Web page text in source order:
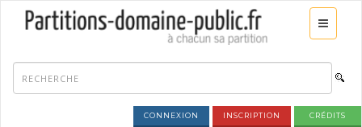
CONNEXION INSCRIPTION CRÉDITS